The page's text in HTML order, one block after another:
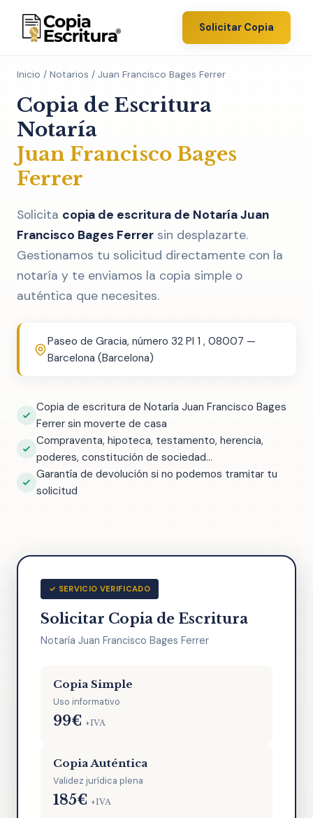
Solicitar Copia
Inicio / Notarios / Juan Francisco Bages Ferrer
Copia de Escritura
Notaría
Juan Francisco Bages
Ferrer
Solicita copia de escritura de Notaría Juan
Francisco Bages Ferrer sin desplazarte.
Gestionamos tu solicitud directamente con la
notaría y te enviamos la copia simple o
auténtica que necesites.
Paseo de Gracia, número 32 Pl 1 , 08007 —
Barcelona (Barcelona)
Copia de escritura de Notaría Juan Francisco Bages
Ferrer sin moverte de casa
Compraventa, hipoteca, testamento, herencia,
poderes, constitución de sociedad...
Garantía de devolución si no podemos tramitar tu
solicitud
✓ SERVICIO VERIFICADO
Solicitar Copia de Escritura
Notaría Juan Francisco Bages Ferrer
Copia Simple
Uso informativo
99€ +IVA
Copia Auténtica
Validez jurídica plena
185€ +IVA